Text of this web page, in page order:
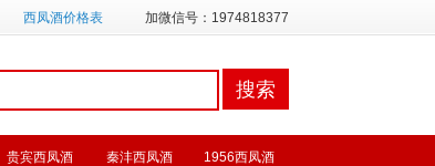
西凤酒价格表 加微信号：1974818377
贵宾西凤酒 秦沣西凤酒 1956西凤酒